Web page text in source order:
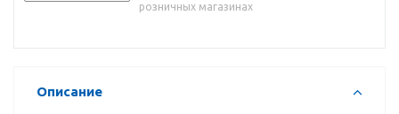
розничных магазинах
Описание